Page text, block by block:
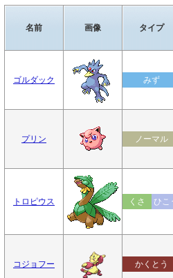
名前 画像 タイプ
ゴルダック みず
プリン ノーマル
トロピウス くさ ひこ
コジョフー かくとう